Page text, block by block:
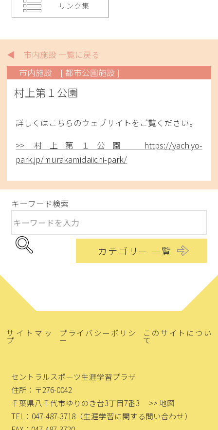
リンク集
◀ 市内施設 一覧に戻る
市内施設
[ 都市公園施設 ]
村上第１公園
詳しくはこちらのウェブサイトをご覧ください。
>> 村上第１公園 https://yachiyo-
park.jp/murakamidaiichi-park/
キーワード検索
カテゴリー 一覧
サイトマッ
プ
プライバシーポリシ
ー
このサイトについ
て
セントラルスポーツ生涯学習プラザ
住所：〒276-0042
千葉県八千代市ゆりのき台3丁目7番3
>> 地図
TEL：047-487-3718 （生涯学習に関する問い合わせ）